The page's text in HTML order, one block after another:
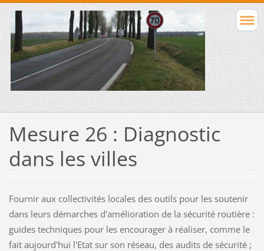
Mesure 26 : Diagnostic
dans les villes
Fournir aux collectivités locales des outils pour les soutenir
dans leurs démarches d'amélioration de la sécurité routière :
guides techniques pour les encourager à réaliser, comme le
fait aujourd'hui l'Etat sur son réseau, des audits de sécurité ;